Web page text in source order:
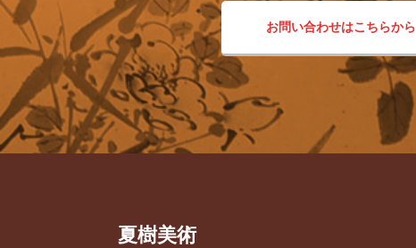
お問い合わせはこちらから
夏樹美術